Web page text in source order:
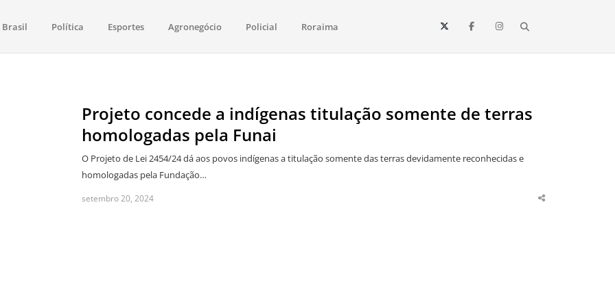
saúde, esportes, economia e os principais acontecimentos de Boa Vista e todo o estado de Roraima. Fique sempre informado
Brasil Política Esportes Agronegócio Policial Roraima
Projeto concede a indígenas titulação somente de terras
homologadas pela Funai
O Projeto de Lei 2454/24 dá aos povos indígenas a titulação somente das terras devidamente reconhecidas e
homologadas pela Fundação…
setembro 20, 2024
Share